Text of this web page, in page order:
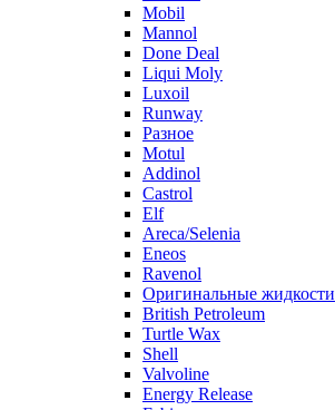
Mobil
Mannol
Done Deal
Liqui Moly
Luxoil
Runway
Разное
Motul
Addinol
Castrol
Elf
Areca/Selenia
Eneos
Ravenol
Оригинальные жидкости
British Petroleum
Turtle Wax
Shell
Valvoline
Energy Release